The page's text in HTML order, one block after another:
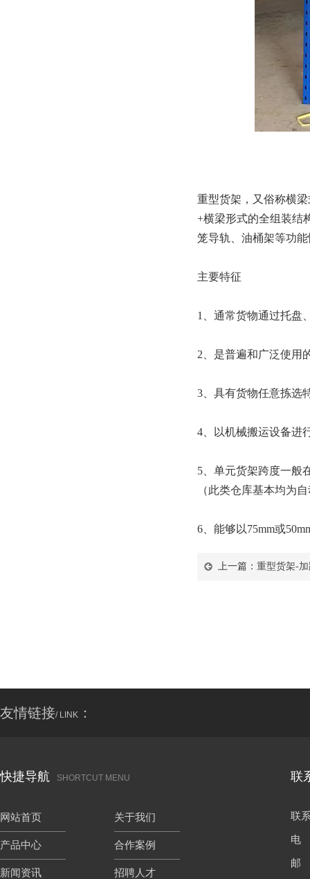
重型货架，又俗称横
+横梁形式的全组装结
笼导轨、油桶架等功
主要特征
1、通常货物通过托盘
2、是普遍和广泛使用
3、具有货物任意拣选
4、以机械搬运设备进
5、单元货架跨度一般
（此类仓库基本均为
6、能够以75mm或
上一篇： 重型货架-
友情链接/ LINK ：
快捷导航 SHORTCUT MENU
网站首页 关于我们
产品中心 合作案例
新闻资讯 招聘人才
联
联
电
邮